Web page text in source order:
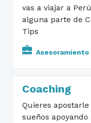
vas a viajar a
alguna parte de
Tips
Asesoramiento
Coaching
Quieres
sueños